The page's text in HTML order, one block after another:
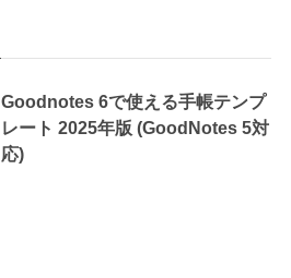
Goodnotes 6で使える手帳テンプ
レート 2025年版 (GoodNotes 5対
応)